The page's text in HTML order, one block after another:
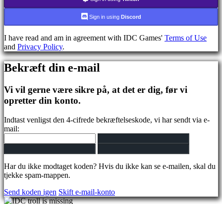
EN
ES
FI
FR
JA
KO
NO
PL
RO
RU
SR
SV
TH
TR
UK
Sign in using Discord
I have read and am in agreement with IDC Games' Terms of Use
and Privacy Policy.
Bekræft din e-mail
Vi vil gerne være sikre på, at det er dig, før vi
opretter din konto.
Indtast venligst den 4-cifrede bekræftelseskode, vi har sendt via e-
mail:
Har du ikke modtaget koden? Hvis du ikke kan se e-mailen, skal du
tjekke spam-mappen.
Send koden igen Skift e-mail-konto